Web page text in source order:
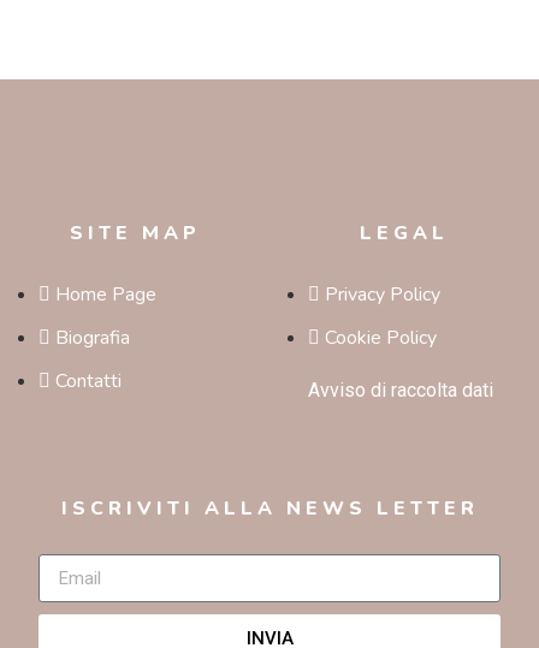
SITE MAP
Home Page
Biografia
Contatti
LEGAL
Privacy Policy
Cookie Policy
Avviso di raccolta dati
ISCRIVITI ALLA NEWS LETTER
INVIA